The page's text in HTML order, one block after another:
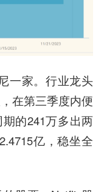
一家。行业龙头
在第三季度内便
的241万多出两
亿，稳坐全